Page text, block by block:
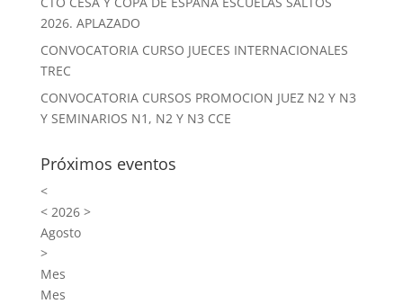
2026. APLAZADO
CONVOCATORIA CURSO JUECES INTERNACIONALES
TREC
CONVOCATORIA CURSOS PROMOCION JUEZ N2 Y N3
Y SEMINARIOS N1, N2 Y N3 CCE
Próximos eventos
<
<2026 >
Agosto
>
Mes
Mes